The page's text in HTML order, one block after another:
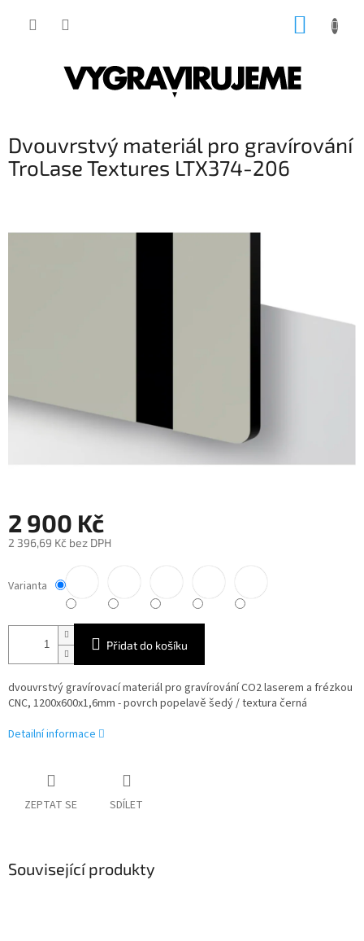
Dvouvrstvý materiál pro gravírování
TroLase Textures LTX374-206
2 900 Kč
2 396,69 Kč bez DPH
cena:
Varianta
Přidat do košíku
dvouvrstvý gravírovací materiál pro gravírování CO2 laserem a frézkou
CNC, 1200x600x1,6mm - povrch popelavě šedý / textura černá
Detailní informace
ZEPTAT SE SDÍLET
Související produkty